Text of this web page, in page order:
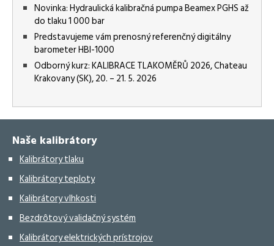
Novinka: Hydraulická kalibračná pumpa Beamex PGHS až
do tlaku 1 000 bar
Predstavujeme vám prenosný referenčný digitálny
barometer HBI-1000
Odborný kurz: KALIBRACE TLAKOMĚRŮ 2026, Chateau
Krakovany (SK), 20. – 21. 5. 2026
Naše kalibrátory
Kalibrátory tlaku
Kalibrátory teploty
Kalibrátory vlhkosti
Bezdrôtový validačný systém
Kalibrátory elektrických prístrojov